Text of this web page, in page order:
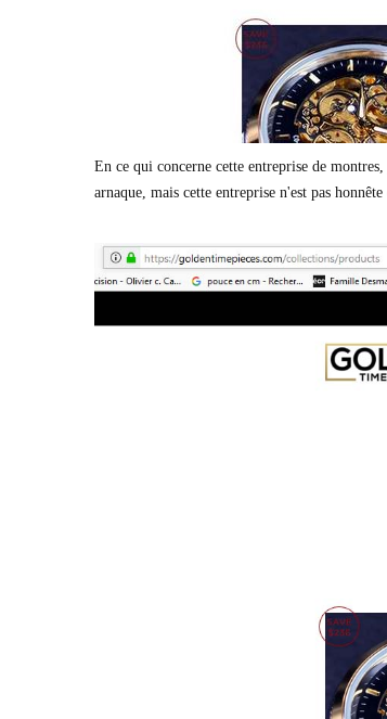
En ce qui concerne cette entreprise de
arnaque, mais cette entreprise n'est pas